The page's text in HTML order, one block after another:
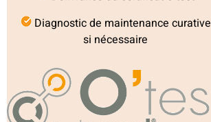
Diagnostic de maintenance curative
si nécessaire